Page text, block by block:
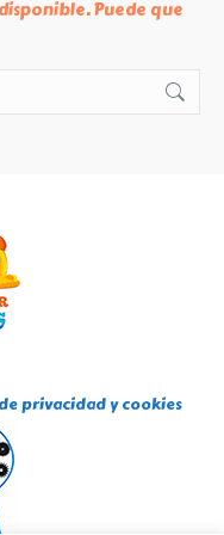
Puede que
privacidad y cookies